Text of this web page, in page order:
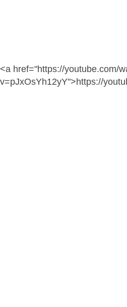
<a href="https://youtube.com/
v=pJxOsYh12yY">https://